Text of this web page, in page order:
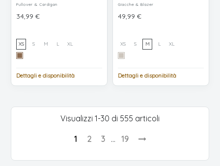
Pullover & Cardigan
Prezzo
34,99 €
XS S M L XL
Toasted
Flowers/Black
Dettagli e disponibilità
Giacche & Blazer
Prezzo
49,99 €
XS S M L XL
Moonbeam
Dettagli e disponibilità
Visualizzi 1-30 di 555 articoli
1 2 3 … 19